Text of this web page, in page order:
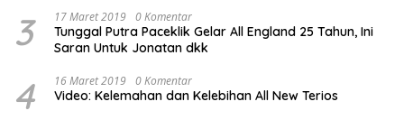
3 17 Maret 2019 0 Komentar
Tunggal Putra Paceklik Gelar All England 25 Tahun, Ini
Saran Untuk Jonatan dkk
4 16 Maret 2019 0 Komentar
Video: Kelemahan dan Kelebihan All New Terios